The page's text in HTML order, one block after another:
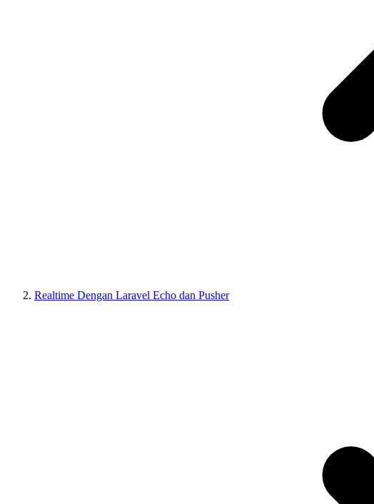
Realtime Dengan Laravel Echo dan Pusher